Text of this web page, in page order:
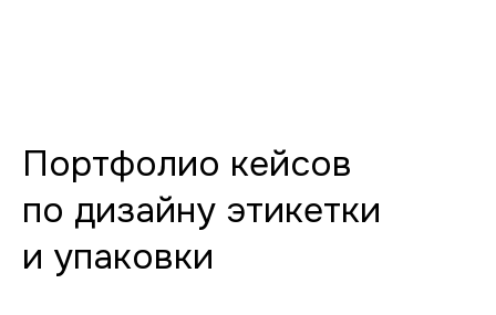
Портфолио кейсов
по дизайну этикетки
и упаковки